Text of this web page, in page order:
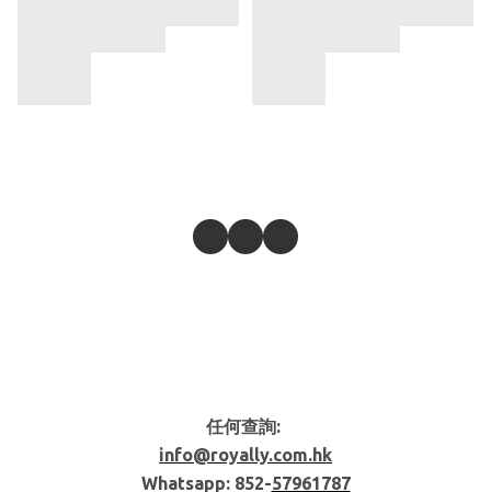
任何查詢:
info@royally.com.hk
Whatsapp: 852-57961787